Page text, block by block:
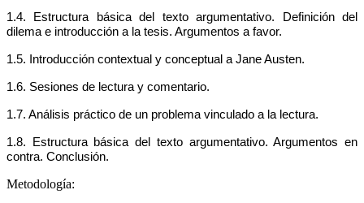
1.4. Estructura básica del texto argumentativo. Definición del
dilema e introducción a la tesis. Argumentos a favor.
1.5. Introducción contextual y conceptual a Jane Austen.
1.6. Sesiones de lectura y comentario.
1.7. Análisis práctico de un problema vinculado a la lectura.
1.8. Estructura básica del texto argumentativo. Argumentos en
contra. Conclusión.
Metodología: